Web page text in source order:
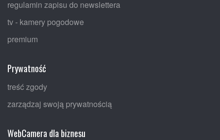
regulamin zapisu do newslettera
tv - kamery pogodowe
premium
Prywatność
treść zgody
zarządzaj swoją prywatnością
WebCamera dla biznesu